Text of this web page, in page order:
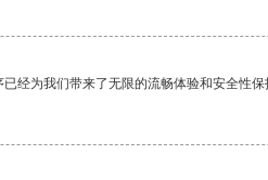
经为我们带来了无限的流畅体验和安全性保